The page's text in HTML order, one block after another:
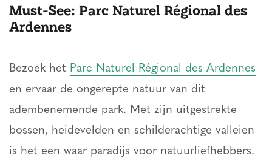
Must-See: Parc Naturel Régional des
Ardennes
Bezoek het Parc Naturel Régional des Ardennes
en ervaar de ongerepte natuur van dit
adembenemende park. Met zijn uitgestrekte
bossen, heidevelden en schilderachtige valleien
is het een waar paradijs voor natuurliefhebbers.